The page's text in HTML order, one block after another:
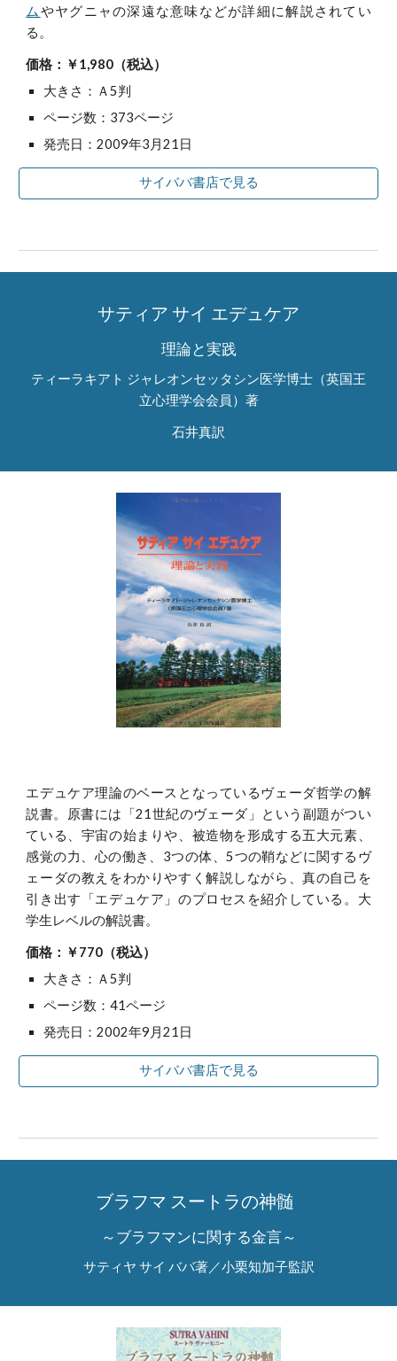
ム やヤグニャの深遠な意味などが詳細に解説されてい
る。
価格：￥1,980（税込）
大きさ：Ａ5判
ページ数：373ページ
発売日：2009年3月21日
サイババ書店で見る
サティア サイ エデュケア
理論と実践
ティーラキアト ジャレオンセッタシン医学博士（英国王
立心理学会会員）著
石井真訳
エデュケア理論のベースとなっているヴェーダ哲学の解
説書。原書には「21世紀のヴェーダ」という副題がつい
ている、宇宙の始まりや、被造物を形成する五大元素、
感覚の力、心の働き、3つの体、5つの鞘などに関するヴ
ェーダの教えをわかりやすく解説しながら、真の自己を
引き出す「エデュケア」のプロセスを紹介している。大
学生レベルの解説書。
価格：￥770（税込）
大きさ：Ａ5判
ページ数：41ページ
発売日：2002年9月21日
サイババ書店で見る
ブラフマ スートラの神髄
～ブラフマンに関する金言～
サティヤ サイ ババ著／小栗知加子監訳